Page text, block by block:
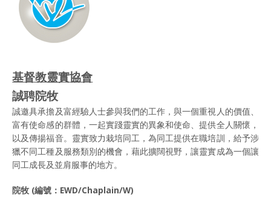
基督教靈實協會
誠聘院牧
誠邀具承擔及富經驗人士參與我們的工作，與一個重視人的價值、
富有使命感的群體，一起實踐靈實的異象和使命、提供全人關懷，
以及傳揚福音。靈實致力栽培同工，為同工提供在職培訓，給予涉
獵不同工種及服務類別的機會，藉此擴闊視野，讓靈實成為一個讓
同工成長及並肩服事的地方。
院牧 (編號： EWD/Chaplain/W)